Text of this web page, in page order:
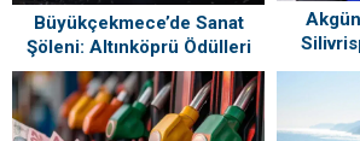
Büyükçekmece’de Sanat
Şöleni: Altınköprü Ödülleri
Sahiplerini Buldu!